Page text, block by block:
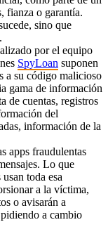
fianza o garantía.
sino que
por el equipo
SpyLoan suponen
a su código malicioso
gama de información
de cuentas, registros
del
información de la
apps fraudulentas
Lo que
toda esa
a la víctima,
o avisarán a
a cambio